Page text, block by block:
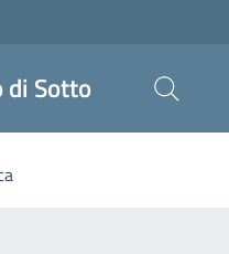
di Sotto